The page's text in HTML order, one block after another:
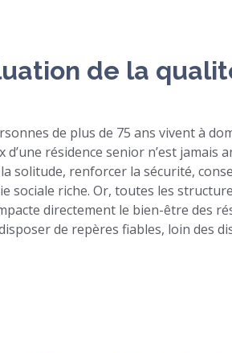
de la
de plus de 75 ans vivent à
d’une résidence senior n’est jamais
solitude, renforcer la sécurité,
sociale riche. Or, toutes les
directement le bien-être des
de repères fiables, loin des